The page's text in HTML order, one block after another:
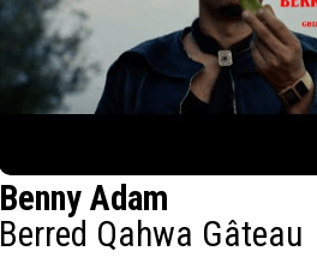
Benny Adam
Berred Qahwa Gâteau